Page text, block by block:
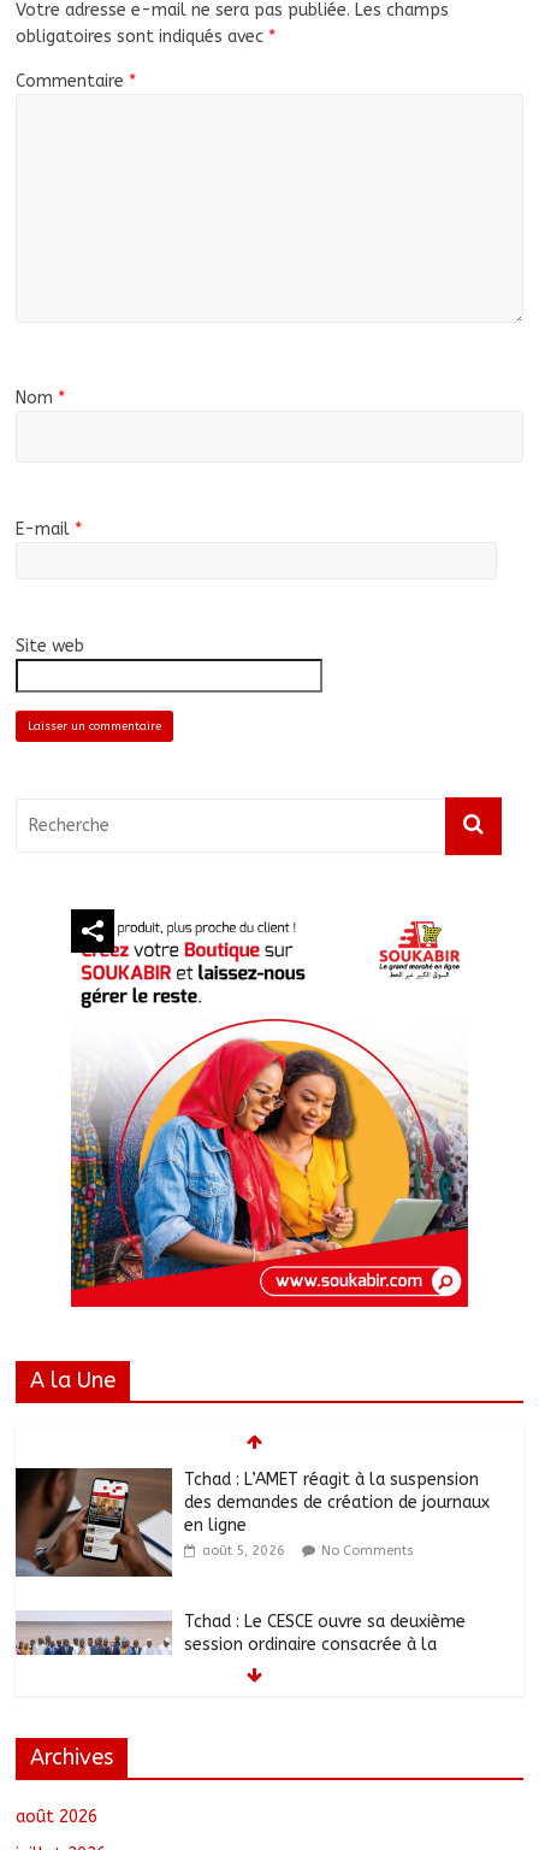
Votre adresse e-mail ne sera pas publiée. Les champs
obligatoires sont indiqués avec *
Commentaire *
Nom *
E-mail *
Site web
A la Une
Tchad : L’AMET réagit à la suspension
des demandes de création de journaux
en ligne
août 5, 2026 No Comments
Tchad : Le CESCE ouvre sa deuxième
session ordinaire consacrée à la
transition numérique
Sahel Défense Industrie
Archives
août 2026